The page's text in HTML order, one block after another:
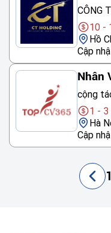
CÔNG
10 -
Hồ
Cập
Nhân
cộng
1 -
Hà
Cập